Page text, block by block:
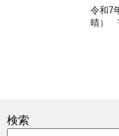
令和7
晴）
検索